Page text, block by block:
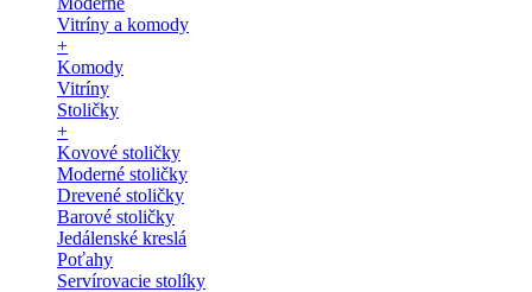
Vitríny a komody
+
Komody
Vitríny
Stoličky
+
Kovové stoličky
Moderné stoličky
Drevené stoličky
Barové stoličky
Jedálenské kreslá
Poťahy
Servírovacie stolíky